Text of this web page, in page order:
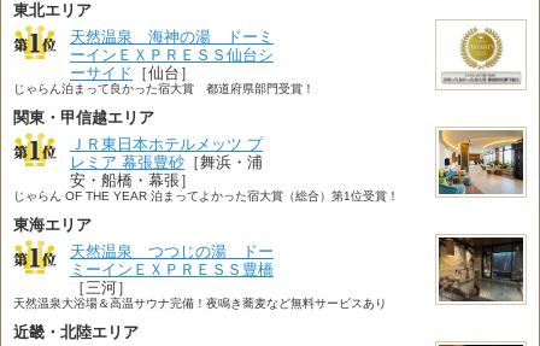
東北エリア
天然温泉 海神の湯 ドーミ
ーインＥＸＰＲＥＳＳ仙台シ
ーサイド ［仙台］
じゃらん泊まって良かった宿大賞 都道府県部門受賞！
関東・甲信越エリア
ＪＲ東日本ホテルメッツ プ
レミア 幕張豊砂 ［舞浜・浦
安・船橋・幕張］
じゃらん OF THE YEAR 泊まってよかった宿大賞（総合）第1位受賞！
東海エリア
天然温泉 つつじの湯 ドー
ミーインＥＸＰＲＥＳＳ豊橋
［三河］
天然温泉大浴場＆高温サウナ完備！夜鳴き蕎麦など無料サービスあり
近畿・北陸エリア